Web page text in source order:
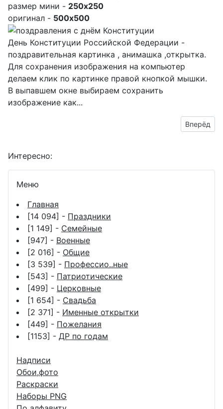
размер мини - 250x250
оригинал - 500x500
День Конституции Российской Федерации -
поздравительная картинка , анимашка ,открытка.
Для сохранения изображения на компьютер
делаем клик по картинке правой кнопкой мышки.
В выпавшем окне выбираем сохранить
изображение как...
Вперёд
Интересно:
Меню
Главная
[14 094] - Праздники
[1 149] - Семейные
[947] - Военные
[2 016] - Общие
[3 539] - Профессио..ные
[543] - Патриотические
[499] - Церковные
[1 654] - Свадьба
[2 371] - Именные открытки
[449] - Пожелания
[1153] - ДР по годам
Надписи
Обои,фото
Раскраски
Наборы PNG